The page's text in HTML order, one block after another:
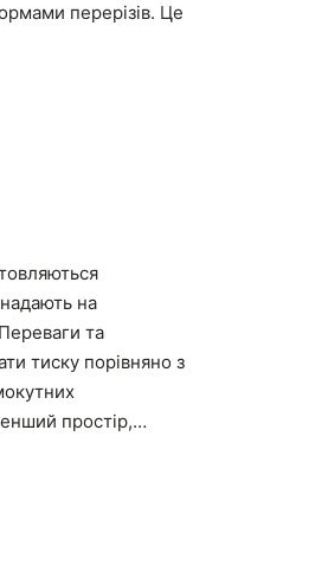
перерізів. Це
на
та
тиску порівняно з
простір,…